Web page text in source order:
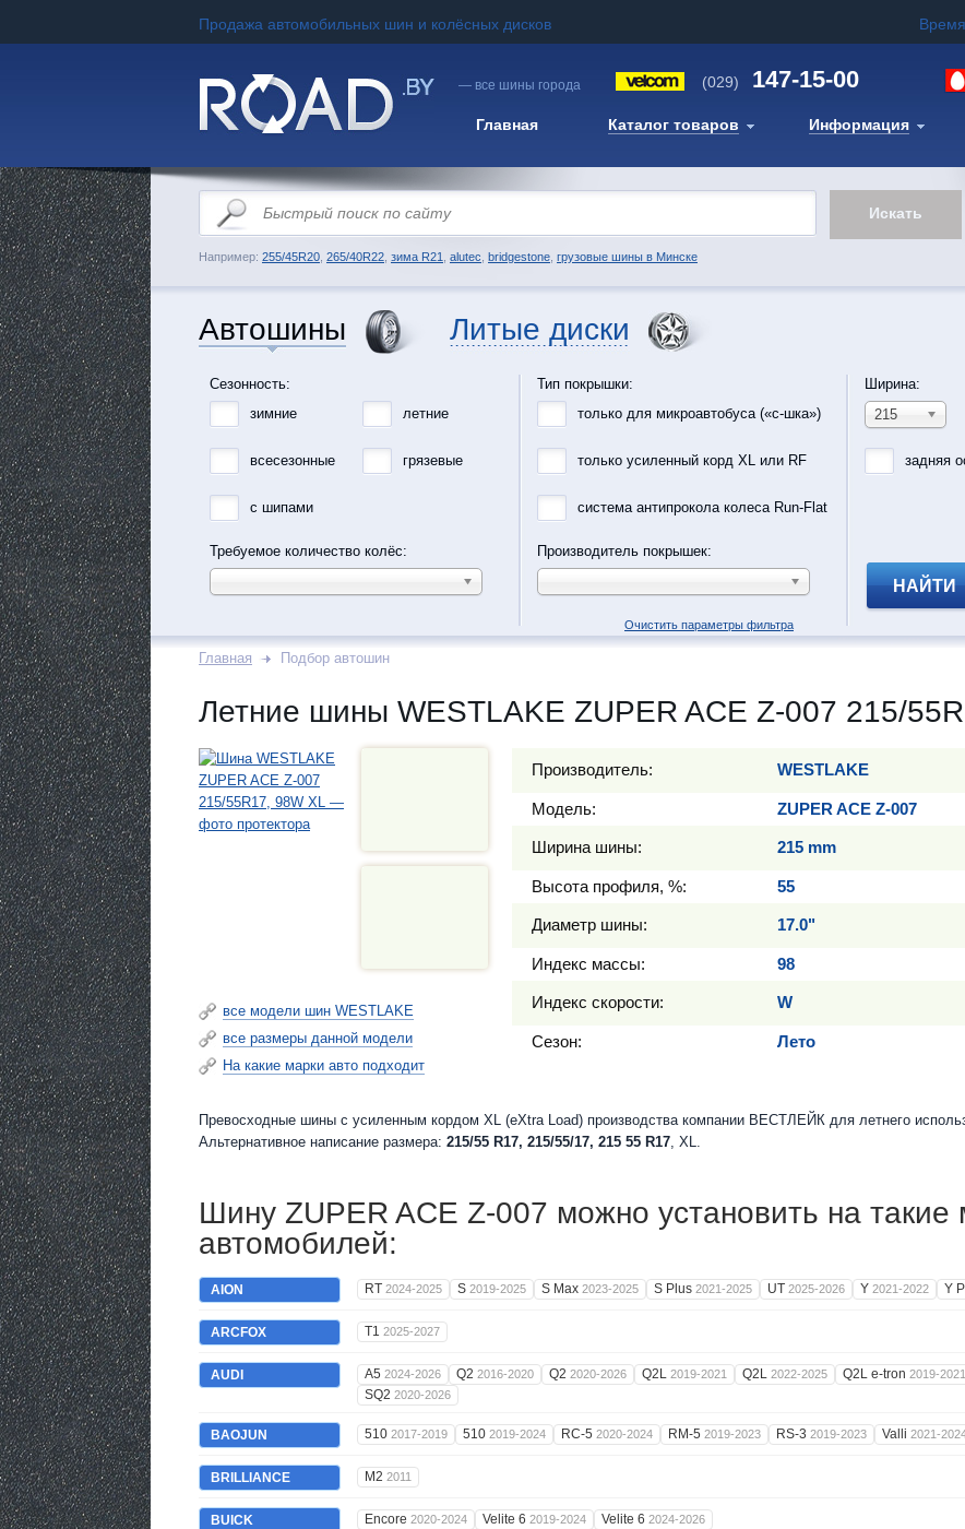
Продажа автомобильных шин и колёсных дисков
— все шины города (029) 147-15-00
Главная Каталог товаров Информация
Например: 255/45R20 265/40R22 зима R21 alutec bridgestone грузовые шины в Минске
Автошины Литые диски
Сезонность:
зимние
летние
всесезонные грязевые
с шипами
Требуемое количество колёс:
Тип покрышки:
только для микроавтобуса («с-шка»)
только усиленный корд XL или RF
система антипрокола колеса Run-Flat
Производитель покрышек:
Ширина:
215
задняя
НАЙТИ
Очистить параметры фильтра
Главная Подбор автошин
Летние шины WESTLAKE ZUPER ACE Z-007 215/
все модели шин WESTLAKE
все размеры данной модели
На какие марки авто подходит
Производитель: WESTLAKE
Модель: ZUPER ACE Z-007
Ширина шины: 215 mm
Высота профиля, %: 55
Диаметр шины: 17.0"
Индекс массы: 98
Индекс скорости: W
Сезон: Лето
Превосходные шины c усиленным кордом XL (eXtra Load) производства компании ВЕСТЛЕЙК для летнего
Альтернативное написание размера: 215/55 R17, 215/55/17, 215 55 R17, XL.
Шину ZUPER ACE Z-007 можно установить на такие
автомобилей:
AION RT 2024-2025 S 2019-2025 S Max 2023-2025 S Plus 2021-2025 UT 2025-2026 Y 2021-2022 Y
ARCFOX T1 2025-2027
AUDI A5 2024-2026 Q2 2016-2020 Q2 2020-2026 Q2L 2019-2021 Q2L 2022-2025 Q2L e-tron 2019-2021
SQ2 2020-2026
BAOJUN 510 2017-2019 510 2019-2024 RC-5 2020-2024 RM-5 2019-2023 RS-3 2019-2023 Valli 2021-
BRILLIANCE M2 2011
BUICK Encore 2020-2024 Velite 6 2019-2024 Velite 6 2024-2026